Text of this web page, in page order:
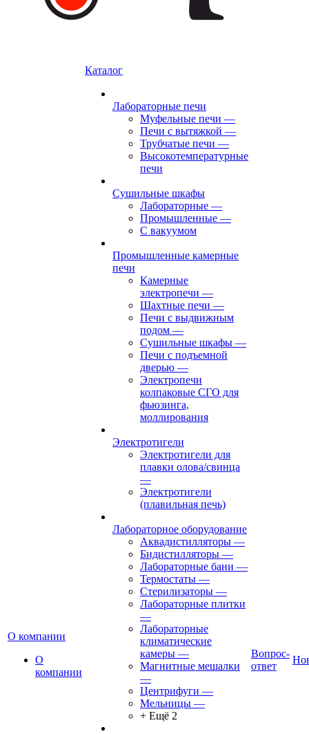
О компании
О
компании
Каталог
Лабораторные печи
Муфельные печи —
Печи с вытяжкой —
Трубчатые печи —
Высокотемпературные
печи
Сушильные шкафы
Лабораторные —
Промышленные —
С вакуумом
Промышленные камерные
печи
Камерные
электропечи —
Шахтные печи —
Печи с выдвижным
подом —
Сушильные шкафы —
Печи с подъемной
дверью —
Электропечи
колпаковые СГО для
фьюзинга,
моллирования
Электротигели
Электротигели для
плавки олова/свинца
—
Электротигели
(плавильная печь)
Лабораторное оборудование
Аквадистилляторы —
Бидистилляторы —
Лабораторные бани —
Термостаты —
Стерилизаторы —
Лабораторные плитки
—
Лабораторные
климатические
камеры —
Магнитные мешалки
—
Центрифуги —
Мельницы —
+ Ещё 2
Вопрос-
ответ